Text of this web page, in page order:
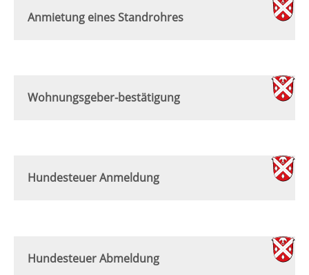
Anmietung eines Standrohres
Wohnungsgeber-bestätigung
Hundesteuer Anmeldung
Hundesteuer Abmeldung